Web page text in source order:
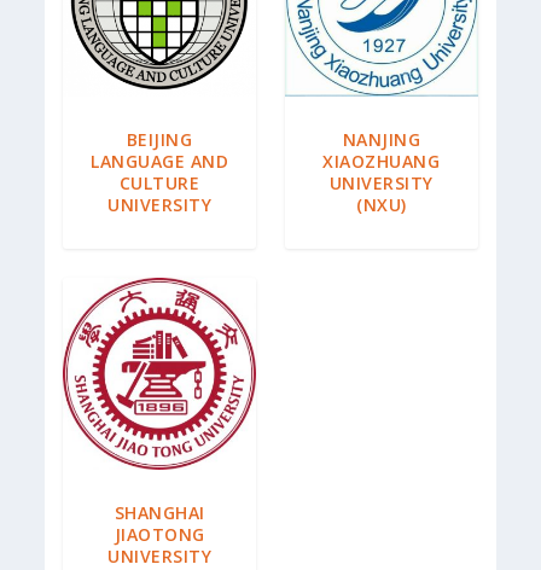
BEIJING
LANGUAGE AND
CULTURE
UNIVERSITY
NANJING
XIAOZHUANG
UNIVERSITY
(NXU)
SHANGHAI
JIAOTONG
UNIVERSITY